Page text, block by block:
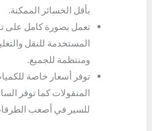
بأقل الخسائر الممكنة.
تعمل بصورة كامل على
المستخدمة للنقل
ومنتظمة للجميع.
توفر أسعار خاصة
المنقولات كما توفر
للسير في أصعب